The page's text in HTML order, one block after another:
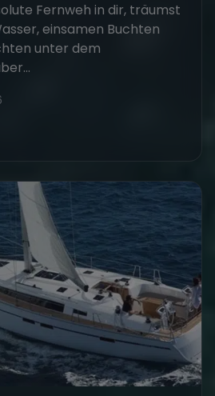
Fernweh in dir, träumst
einsamen Buchten
unter dem